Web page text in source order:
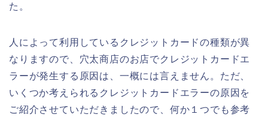
た。
人によって利用しているクレジットカードの種類が異
なりますので、穴太商店のお店でクレジットカードエ
ラーが発生する原因は、一概には言えません。ただ、
いくつか考えられるクレジットカードエラーの原因を
ご紹介させていただきましたので、何か１つでも参考